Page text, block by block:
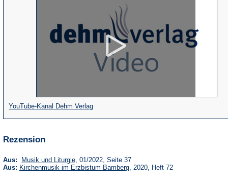
YouTube-Kanal Dehm Verlag(Öffnet
in
Tab)
Rezension
Aus: Musik und Liturgie(Öffnet
in
, 01/2022, Seite 37
Aus: Kirchenmusik im Erzbistum Bamberg(Öffnet
, 2020, Heft 72